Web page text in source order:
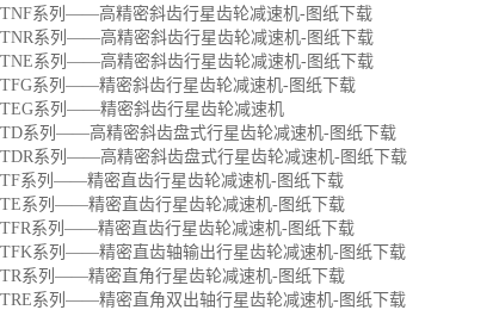
TNF系列——高精密斜齿行星齿轮减速机-图纸下载
TNR系列——高精密斜齿行星齿轮减速机-图纸下载
TNE系列——高精密斜齿行星齿轮减速机-图纸下载
TFG系列——精密斜齿行星齿轮减速机-图纸下载
TEG系列——精密斜齿行星齿轮减速机
TD系列——高精密斜齿盘式行星齿轮减速机-图纸下载
TDR系列——高精密斜齿盘式行星齿轮减速机-图纸下载
TF系列——精密直齿行星齿轮减速机-图纸下载
TE系列——精密直齿行星齿轮减速机-图纸下载
TFR系列——精密直齿行星齿轮减速机-图纸下载
TFK系列——精密直齿轴输出行星齿轮减速机-图纸下载
TR系列——精密直角行星齿轮减速机-图纸下载
TRE系列——精密直角双出轴行星齿轮减速机-图纸下载